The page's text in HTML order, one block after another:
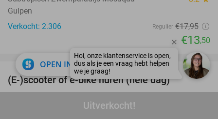
Uitverkocht!
Gulpen
Verkocht: 2.306
Regulier €17,95
€13,50
25%
favorite_border
(E-)scooter of e-bike huren (hele dag)
Valkenburg (+1 locatie) (10 km)
OPEN IN APP close